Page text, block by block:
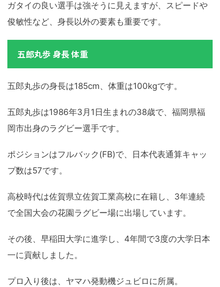
ガタイの良い選手は強そうに見えますが、スピードや
俊敏性など、身長以外の要素も重要です。
五郎丸歩 身長 体重
五郎丸歩の身長は185cm、体重は100kgです。
五郎丸歩は1986年3月1日生まれの38歳で、福岡県福
岡市出身のラグビー選手です。
ポジションはフルバック(FB)で、日本代表通算キャッ
プ数は57です。
高校時代は佐賀県立佐賀工業高校に在籍し、3年連続
で全国大会の花園ラグビー場に出場しています。
その後、早稲田大学に進学し、4年間で3度の大学日本
一に貢献しました。
プロ入り後は、ヤマハ発動機ジュビロに所属。